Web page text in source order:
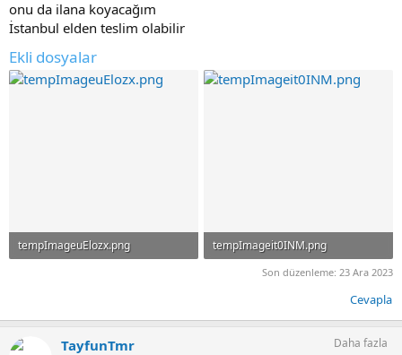
onu da ilana koyacağım
İstanbul elden teslim olabilir
Ekli dosyalar
tempImageuElozx.png
tempImageit0INM.png
643.9 KB · Görüntüleme: 87
Son düzenleme: 23 Ara 2023
Cevapla
TayfunTmr Daha fazla